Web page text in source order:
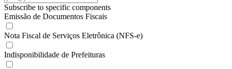
Subscribe to specific components
Emissão de Documentos Fiscais
Nota Fiscal de Serviços Eletrônica (NFS-e)
Indisponibilidade de Prefeituras